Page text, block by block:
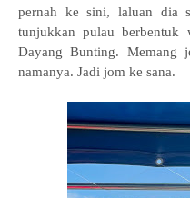
pernah ke sini, laluan dia
tunjukkan pulau berbentuk
Dayang Bunting. Memang
namanya. Jadi jom ke sana.